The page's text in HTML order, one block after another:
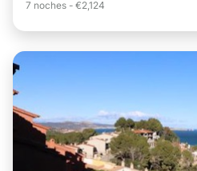
7 noches - €2,124